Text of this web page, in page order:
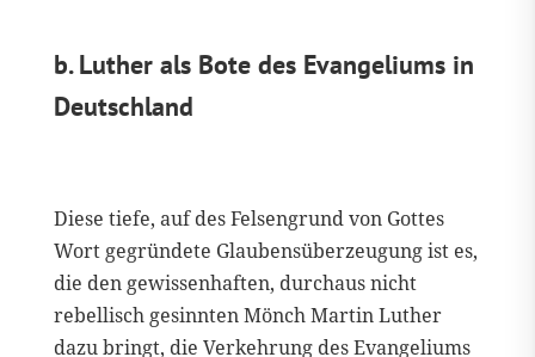
b. Luther als Bote des Evangeliums in
Deutschland
Diese tiefe, auf des Felsengrund von Gottes
Wort gegründete Glaubensüberzeugung ist es,
die den gewissenhaften, durchaus nicht
rebellisch gesinnten Mönch Martin Luther
dazu bringt, die Verkehrung des Evangeliums